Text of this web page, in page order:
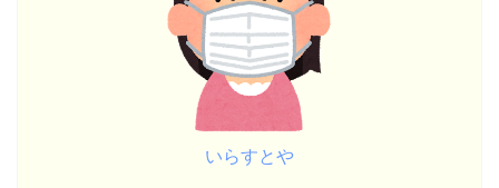
いらすとや